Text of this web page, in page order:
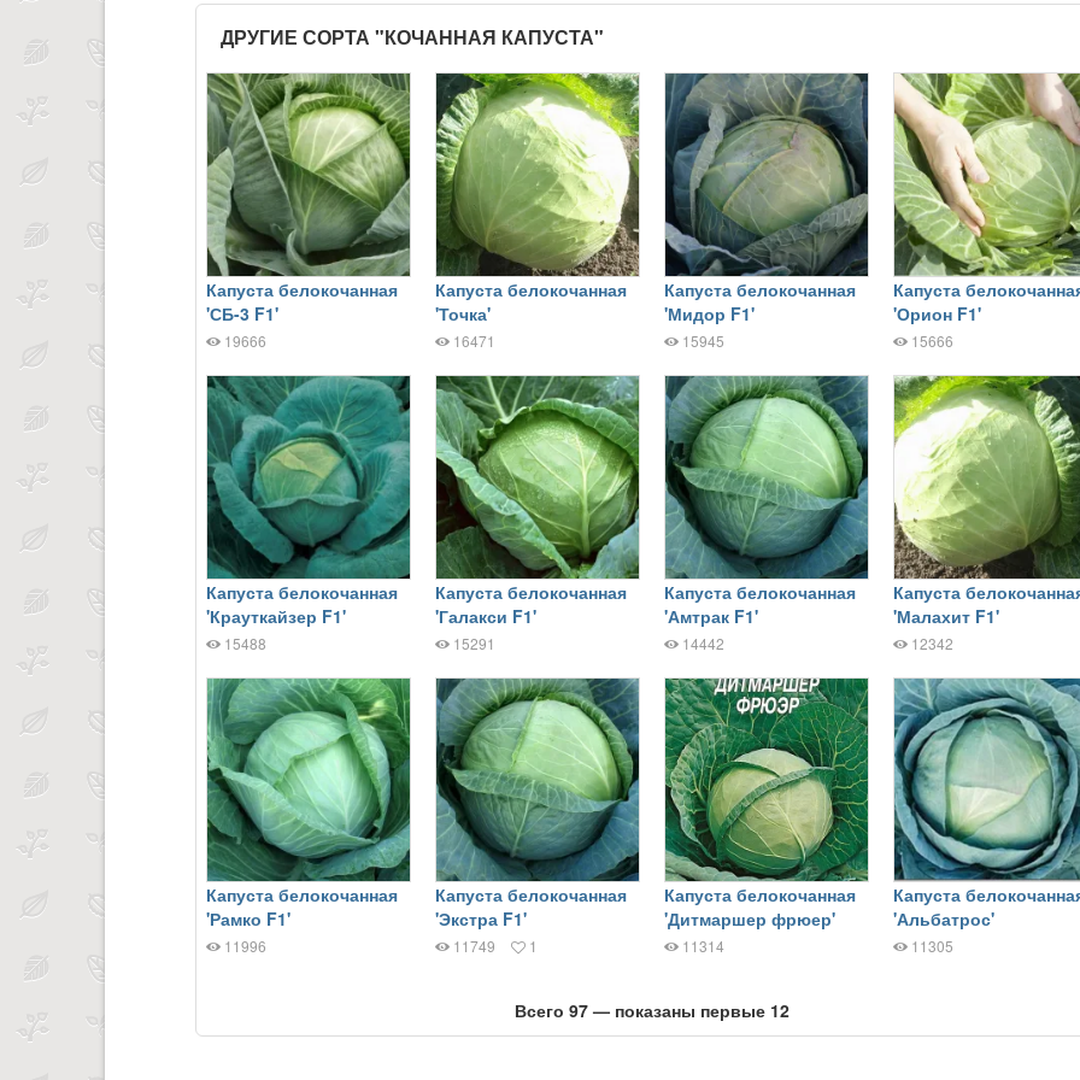
ДРУГИЕ СОРТА "КОЧАННАЯ КАПУСТА"
Капуста белокочанная
'СБ-3 F1'
19666
Капуста белокочанная
'Точка'
16471
Капуста белокочанная
'Мидор F1'
15945
Капуста
'Орион F1'
15666
Капуста белокочанная
'Крауткайзер F1'
15488
Капуста белокочанная
'Галакси F1'
15291
Капуста белокочанная
'Амтрак F1'
14442
Капуста
'Малахит F1'
12342
Капуста белокочанная
'Рамко F1'
11996
Капуста белокочанная
'Экстра F1'
11749 1
Капуста белокочанная
'Дитмаршер фрюер'
11314
Капуста
'Альбатрос'
11305
Всего 97 — показаны первые 12